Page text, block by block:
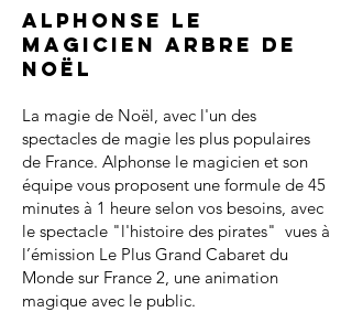
Alphonse le
magicien arbre de
noël
La magie de Noël, avec l'un des
spectacles de magie les plus populaires
de France. Alphonse le magicien et son
équipe vous proposent une formule de 45
minutes à 1 heure selon vos besoins, avec
le spectacle "l'histoire des pirates" vues à
l’émission Le Plus Grand Cabaret du
Monde sur France 2, une animation
magique avec le public.